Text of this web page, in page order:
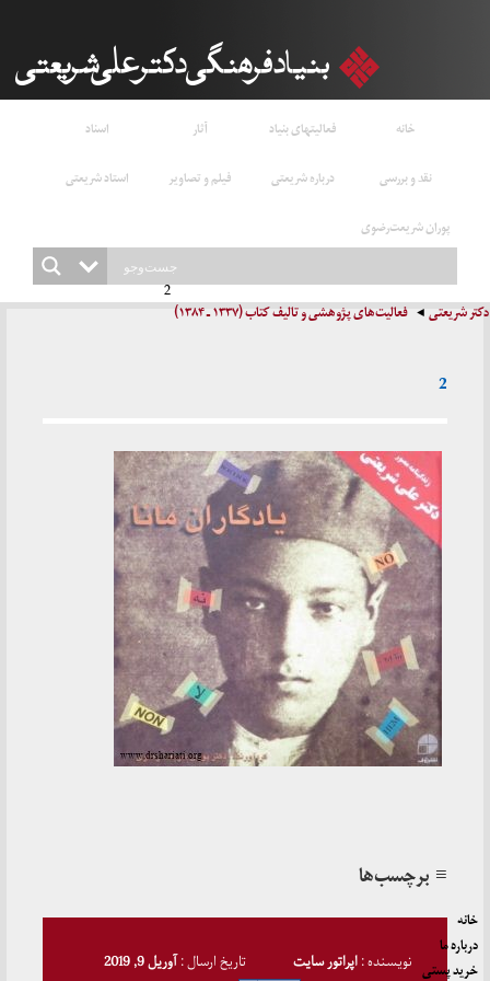
خانه فعالیتهای بنیاد آثار
اسناد
نقد و بررسی
درباره شریعتی فیلم و تصاویر
استاد شریعتی
پوران شریعت‌رضوی
دکتر شریعتی فعالیت‌های پژوهشی و تالیف کتاب (۱۳۳۷ ـ ۱۳۸۴)
2
2
≡ برچسب‌ها
نویسنده :اپراتور سایت تاریخ ارسال :آوریل 9, 2019
خانه
درباره ما
خرید پستی